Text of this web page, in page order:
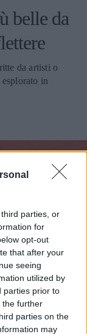
parties, or
for
opt-out
that after your
seeing
utilized by
parties prior to
the further
parties on the
may
belle da
da artisti o
in